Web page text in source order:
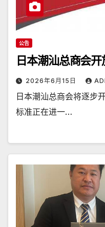
公告
日本潮汕总商会
2026年6月15日
日本潮汕总商会将逐步
标准正在进一…